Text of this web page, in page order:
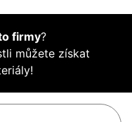
firmy?
můžete získat